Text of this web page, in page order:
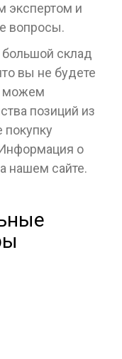
экспертом и
вопросы.
склад
вы не будете
можем
позиций из
покупку
о
нашем сайте.